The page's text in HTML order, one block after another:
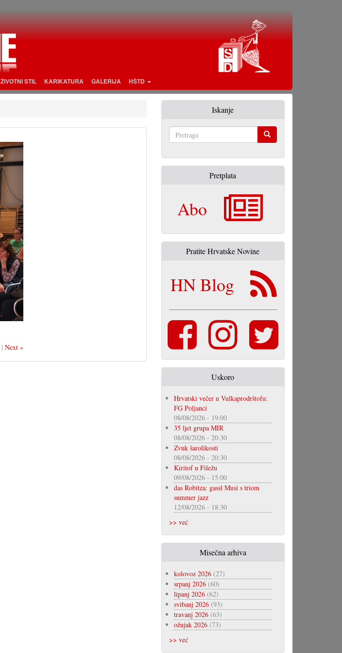
ŽIVOTNI STIL KARIKATURA GALERIJA HŠTD
|Next »
Iskanje
Pretplata
Abo
Pratite Hrvatske Novine
HN Blog
Uskoro
Hrvatski večer u Vulkaprodrštofu:
FG Poljanci
08/08/2026 - 19:00
35 ljet grupa MIR
08/08/2026 - 20:30
Zvuk šarolikosti
08/08/2026 - 20:30
Kiritof u Filežu
09/08/2026 - 15:00
das Robitza: gassl Musi s triom
summer jazz
12/08/2026 - 18:30
>> već
Misečna arhiva
kolovoz 2026(27)
srpanj 2026(60)
lipanj 2026(62)
svibanj 2026(93)
travanj 2026(63)
ožujak 2026(73)
>> već